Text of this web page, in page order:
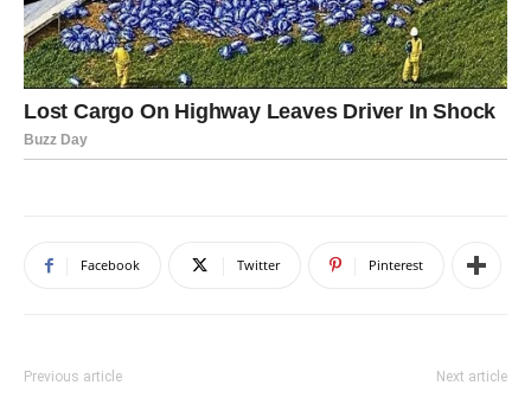
Facebook Twitter Pinterest
Previous article Next article